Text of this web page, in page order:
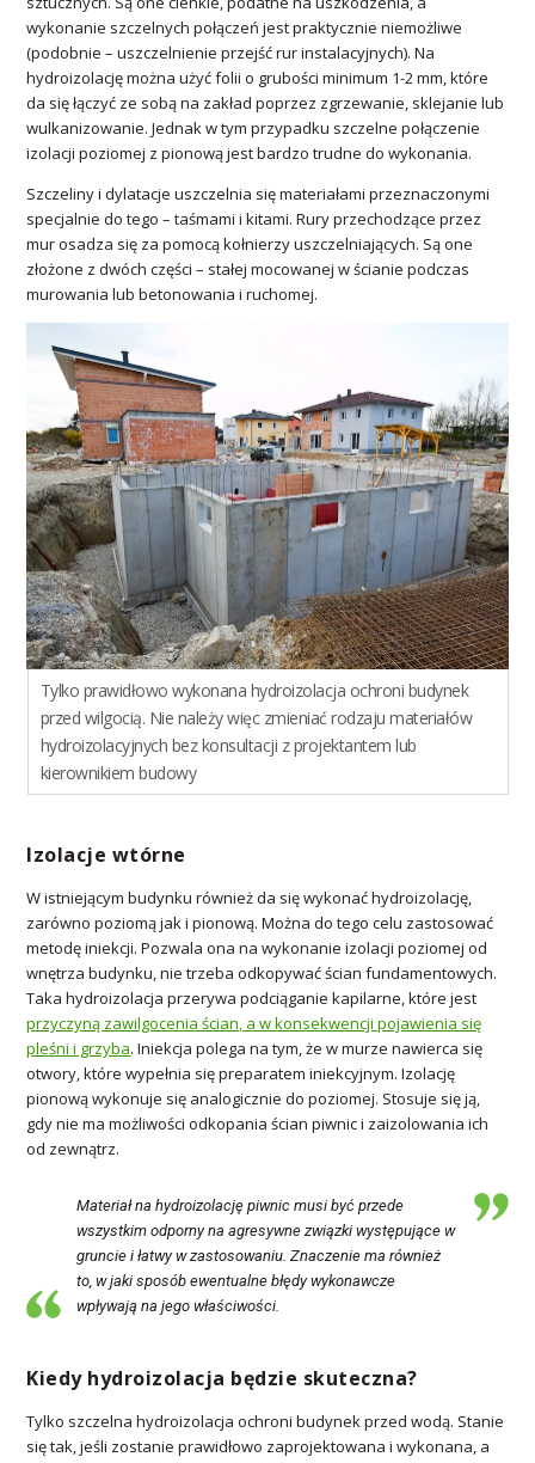
wykonanie szczelnych połączeń jest praktycznie niemożliwe
(podobnie – uszczelnienie przejść rur instalacyjnych). Na
hydroizolację można użyć folii o grubości minimum 1-2 mm, które
da się łączyć ze sobą na zakład poprzez zgrzewanie, sklejanie lub
wulkanizowanie. Jednak w tym przypadku szczelne połączenie
izolacji poziomej z pionową jest bardzo trudne do wykonania.
Szczeliny i dylatacje uszczelnia się materiałami przeznaczonymi
specjalnie do tego – taśmami i kitami. Rury przechodzące przez
mur osadza się za pomocą kołnierzy uszczelniających. Są one
złożone z dwóch części – stałej mocowanej w ścianie podczas
murowania lub betonowania i ruchomej.
Tylko prawidłowo wykonana hydroizolacja ochroni budynek
przed wilgocią. Nie należy więc zmieniać rodzaju materiałów
hydroizolacyjnych bez konsultacji z projektantem lub
kierownikiem budowy
Izolacje wtórne
W istniejącym budynku również da się wykonać hydroizolację,
zarówno poziomą jak i pionową. Można do tego celu zastosować
metodę iniekcji. Pozwala ona na wykonanie izolacji poziomej od
wnętrza budynku, nie trzeba odkopywać ścian fundamentowych.
Taka hydroizolacja przerywa podciąganie kapilarne, które jest
przyczyną zawilgocenia ścian, a w konsekwencji pojawienia się
pleśni i grzyba. Iniekcja polega na tym, że w murze nawierca się
otwory, które wypełnia się preparatem iniekcyjnym. Izolację
pionową wykonuje się analogicznie do poziomej. Stosuje się ją,
gdy nie ma możliwości odkopania ścian piwnic i zaizolowania ich
od zewnątrz.
Materiał na hydroizolację piwnic musi być przede
wszystkim odporny na agresywne związki występujące w
gruncie i łatwy w zastosowaniu. Znaczenie ma również
to, w jaki sposób ewentualne błędy wykonawcze
wpływają na jego właściwości.
Kiedy hydroizolacja będzie skuteczna?
Tylko szczelna hydroizolacja ochroni budynek przed wodą. Stanie
się tak, jeśli zostanie prawidłowo zaprojektowana i wykonana, a